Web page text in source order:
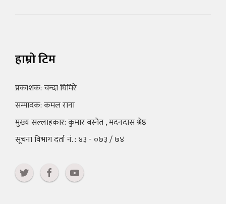
हाम्रो टिम
प्रकाशक: चन्दा घिमिरे
सम्पादक: कमल राना
मुख्य सल्लाहकार: कुमार बस्नेत , मदनदास श्रेष्ठ
सूचना विभाग दर्ता नं. : ४३ - ०७३ / ७४